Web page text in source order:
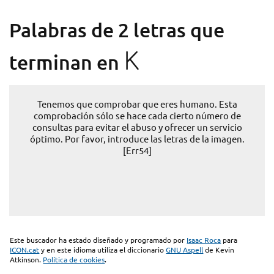
Palabras de 2 letras que
terminan en K
Tenemos que comprobar que eres humano. Esta
comprobación sólo se hace cada cierto número de
consultas para evitar el abuso y ofrecer un servicio
óptimo. Por favor, introduce las letras de la imagen.
[Err54]
Este buscador ha estado diseñado y programado por Isaac Roca para
ICON.caty en este idioma utiliza el diccionarioGNU Aspellde Kevin
Atkinson. Política de cookies.